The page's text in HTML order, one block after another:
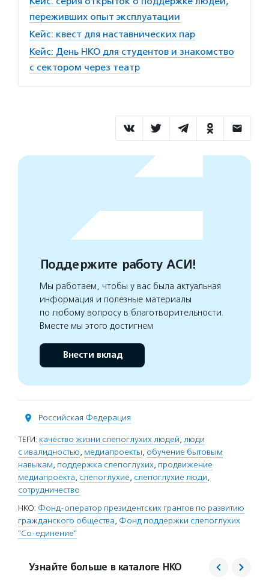
переживших опыт эксплуатации
Кейс: квест для наставнических пар
Кейс: День НКО для студентов и знакомство
с сектором через театр
Поддержите работу АСИ!
Мы работаем, чтобы у вас была актуальная
информация и полезные материалы
по любому вопросу в благотворительности.
Вместе мы этого достигнем
Внести вклад
Российская Федерация
ТЕГИ: качество жизни слепоглухих людей, люди
с ивалидностью, медиапроекты, обучение бытовым
навыкам, поддержка слепоглухих, продвижение
медиапроекта, слепоглухие, слепоглухие люди,
сотрудничество
НКО: Фонд-оператор президентских грантов по развитию
гражданского общества, Фонд поддержки слепоглухих
"Со-единение"
Узнайте больше в каталоге НКО